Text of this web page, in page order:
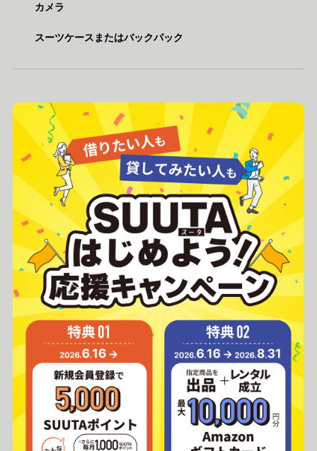
カメラ
スーツケースまたはバックパック